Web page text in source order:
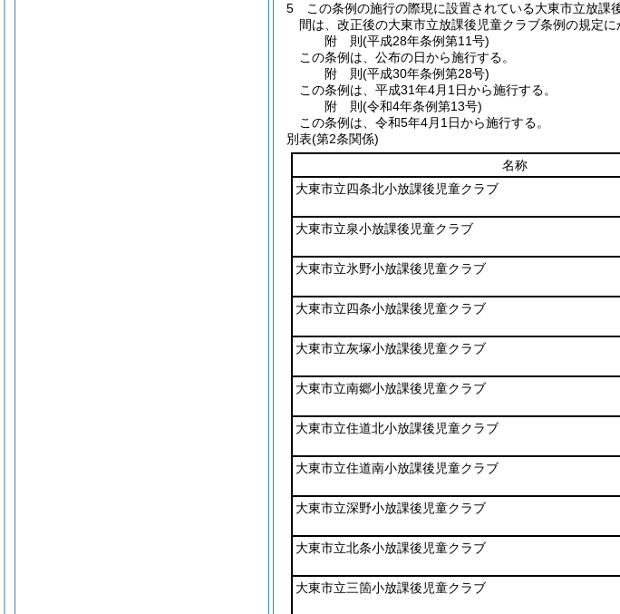
5
この条例の施行の際現に設置されている大東市立放
間は、改正後の大東市立放課後児童クラブ条例の規定
附 則(平成28年条例第11号)
この条例は、公布の日から施行する。
附 則(平成30年条例第28号)
この条例は、平成31年4月1日から施行する。
附 則(令和4年条例第13号)
この条例は、令和5年4月1日から施行する。
別表(第2条関係)
名称
大東市立四条北小放課後児童クラブ
大東市立泉小放課後児童クラブ
大東市立氷野小放課後児童クラブ
大東市立四条小放課後児童クラブ
大東市立灰塚小放課後児童クラブ
大東市立南郷小放課後児童クラブ
大東市立住道北小放課後児童クラブ
大東市立住道南小放課後児童クラブ
大東市立深野小放課後児童クラブ
大東市立北条小放課後児童クラブ
大東市立三箇小放課後児童クラブ